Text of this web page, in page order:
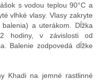
s vodou teplou 90°C a
vlhké vlasy. Vlasy zakryte
a uterákom. Dĺžka
hodiny, v závislosti od
Balenie zodpovedá dĺžke
Khadi na jemné rastlinné